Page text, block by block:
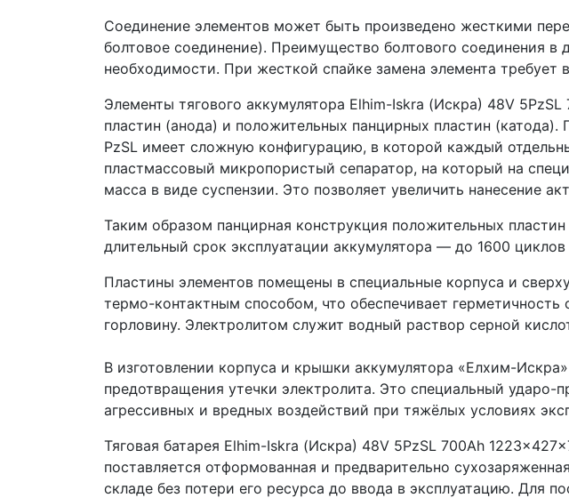
Соединение элементов может быть произведено жесткими
болтовое соединение). Преимущество болтового соединения в
необходимости. При жесткой спайке замена элемента требует
Элементы тягового аккумулятора Elhim-Iskra (Искра) 48V
пластин (анода) и положительных панцирных пластин
PzSL имеет сложную конфигурацию, в которой каждый
пластмассовый микропористый сепаратор, на который на
масса в виде суспензии. Это позволяет увеличить нанесение
Таким образом панцирная конструкция положительных
длительный срок эксплуатации аккумулятора — до 1600 циклов
Пластины элементов помещены в специальные корпуса и
термо-контактным способом, что обеспечивает
горловину. Электролитом служит водный раствор серной
В изготовлении корпуса и крышки аккумулятора «Елхим-
предотвращения утечки электролита. Это специальный
агрессивных и вредных воздействий при тяжёлых условиях
Тяговая батарея Elhim-Iskra (Искра) 48V 5PzSL 700Ah
поставляется отформованная и предварительно
складе без потери его ресурса до ввода в эксплуатацию. Для